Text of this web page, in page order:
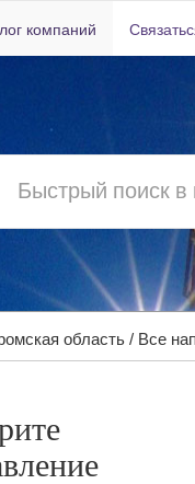
компаний
область/ Все